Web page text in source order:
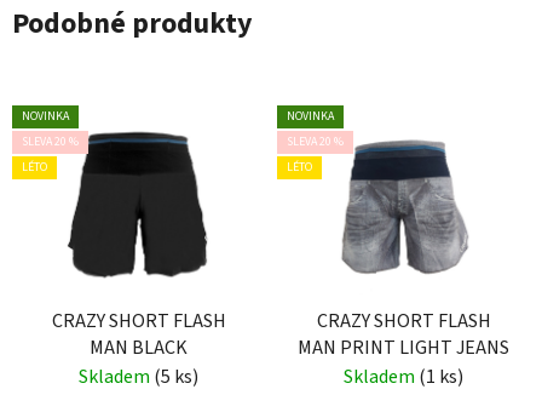
Podobné produkty
NOVINKA
SLEVA 20 %
LÉTO
CRAZY SHORT FLASH
MAN BLACK
Skladem (5 ks)
NOVINKA
SLEVA 20 %
LÉTO
CRAZY SHORT FLASH
MAN PRINT LIGHT JEANS
Skladem (1 ks)